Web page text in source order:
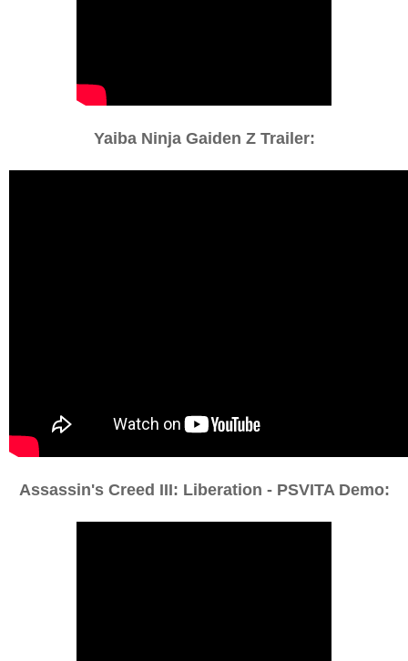
Yaiba Ninja Gaiden Z Trailer:
Assassin's Creed III: Liberation - PSVITA Demo: